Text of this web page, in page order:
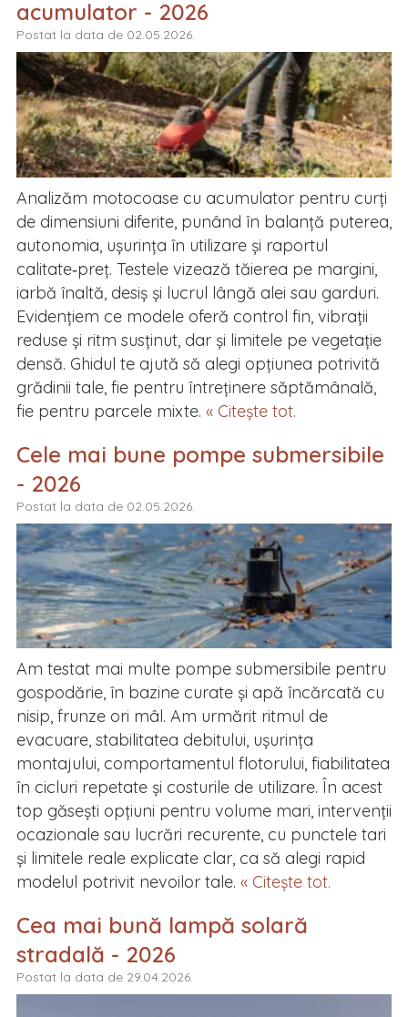
acumulator - 2026
Postat la data de 02.05.2026.
Analizăm motocoase cu acumulator pentru curți
de dimensiuni diferite, punând în balanță puterea,
autonomia, ușurința în utilizare și raportul
calitate‑preț. Testele vizează tăierea pe margini,
iarbă înaltă, desiș și lucrul lângă alei sau garduri.
Evidențiem ce modele oferă control fin, vibrații
reduse și ritm susținut, dar și limitele pe vegetație
densă. Ghidul te ajută să alegi opțiunea potrivită
grădinii tale, fie pentru întreținere săptămânală,
fie pentru parcele mixte. « Citește tot.
Cele mai bune pompe submersibile
- 2026
Postat la data de 02.05.2026.
Am testat mai multe pompe submersibile pentru
gospodărie, în bazine curate și apă încărcată cu
nisip, frunze ori mâl. Am urmărit ritmul de
evacuare, stabilitatea debitului, ușurința
montajului, comportamentul flotorului, fiabilitatea
în cicluri repetate și costurile de utilizare. În acest
top găsești opțiuni pentru volume mari, intervenții
ocazionale sau lucrări recurente, cu punctele tari
și limitele reale explicate clar, ca să alegi rapid
modelul potrivit nevoilor tale. « Citește tot.
Cea mai bună lampă solară
stradală - 2026
Postat la data de 29.04.2026.